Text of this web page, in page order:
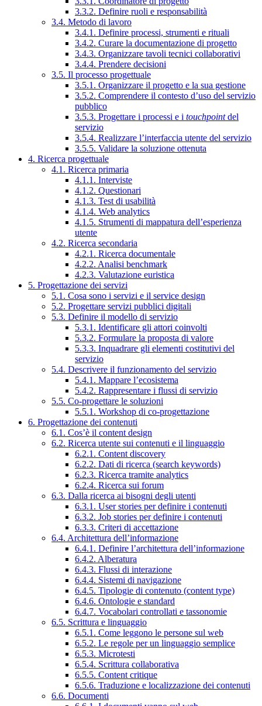
3.3.2. Definire ruoli e responsabilità
3.4. Metodo di lavoro
3.4.1. Definire processi, strumenti e rituali
3.4.2. Curare la documentazione di progetto
3.4.3. Organizzare tavoli tecnici collaborativi
3.4.4. Prendere decisioni
3.5. Il processo progettuale
3.5.1. Organizzare il progetto e la sua gestione
3.5.2. Comprendere il contesto d’uso del servizio
pubblico
3.5.3. Progettare i processi e i touchpointdel
servizio
3.5.4. Realizzare l’interfaccia utente del servizio
3.5.5. Validare la soluzione ottenuta
4. Ricerca progettuale
4.1. Ricerca primaria
4.1.1. Interviste
4.1.2. Questionari
4.1.3. Test di usabilità
4.1.4. Web analytics
4.1.5. Strumenti di mappatura dell’esperienza
utente
4.2. Ricerca secondaria
4.2.1. Ricerca documentale
4.2.2. Analisi benchmark
4.2.3. Valutazione euristica
5. Progettazione dei servizi
5.1. Cosa sono i servizi e il service design
5.2. Progettare servizi pubblici digitali
5.3. Definire il modello di servizio
5.3.1. Identificare gli attori coinvolti
5.3.2. Formulare la proposta di valore
5.3.3. Inquadrare gli elementi costitutivi del
servizio
5.4. Descrivere il funzionamento del servizio
5.4.1. Mappare l’ecosistema
5.4.2. Rappresentare i flussi di servizio
5.5. Co-progettare le soluzioni
5.5.1. Workshop di co-progettazione
6. Progettazione dei contenuti
6.1. Cos’è il content design
6.2. Ricerca utente sui contenuti e il linguaggio
6.2.1. Content discovery
6.2.2. Dati di ricerca (search keywords)
6.2.3. Ricerca tramite analytics
6.2.4. Ricerca sui forum
6.3. Dalla ricerca ai bisogni degli utenti
6.3.1. User stories per definire i contenuti
6.3.2. Job stories per definire i contenuti
6.3.3. Criteri di accettazione
6.4. Architettura dell’informazione
6.4.1. Definire l’architettura dell’informazione
6.4.2. Alberatura
6.4.3. Flussi di interazione
6.4.4. Sistemi di navigazione
6.4.5. Tipologie di contenuto (content type)
6.4.6. Ontologie e standard
6.4.7. Vocabolari controllati e tassonomie
6.5. Scrittura e linguaggio
6.5.1. Come leggono le persone sul web
6.5.2. Le regole per un linguaggio semplice
6.5.3. Microtesti
6.5.4. Scrittura collaborativa
6.5.5. Content critique
6.5.6. Traduzione e localizzazione dei contenuti
6.6. Documenti